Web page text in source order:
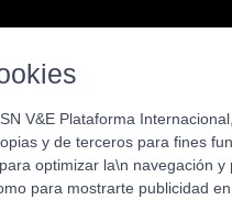
V&E Plataforma
y de terceros para fines
optimizar la\n navegación
para mostrarte publicidad